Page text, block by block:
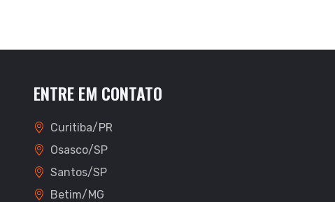
ENTRE EM CONTATO
Curitiba/PR
Osasco/SP
Santos/SP
Betim/MG